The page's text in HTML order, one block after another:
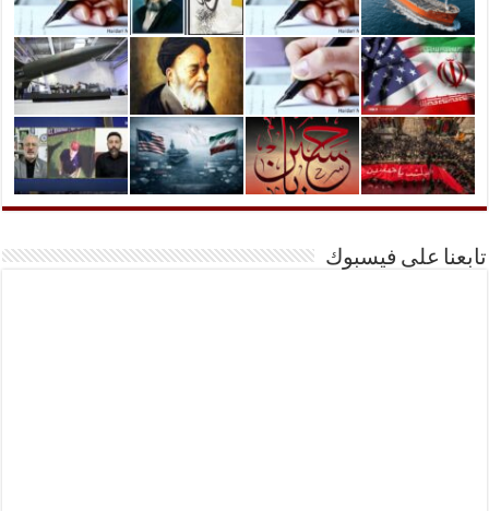
تابعنا على فيسبوك